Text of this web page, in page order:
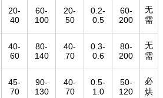
20-
40
60-
100
20-
50
0.2-
0.5
60-
200
无
需
40-
60
80-
140
40-
70
0.3-
0.6
80-
200
无
需
45-
70
90-
130
40-
70
0.5-
1.0
50-
120
必
烘